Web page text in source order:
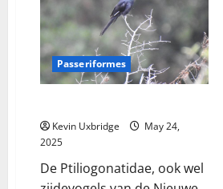
Passeriformes
Kevin Uxbridge
May 24,
2025
De Ptiliogonatidae, ook wel